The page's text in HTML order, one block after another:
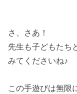
さ、さあ！
先生も子どもたち
みてくださいね♪
この手遊びは無限